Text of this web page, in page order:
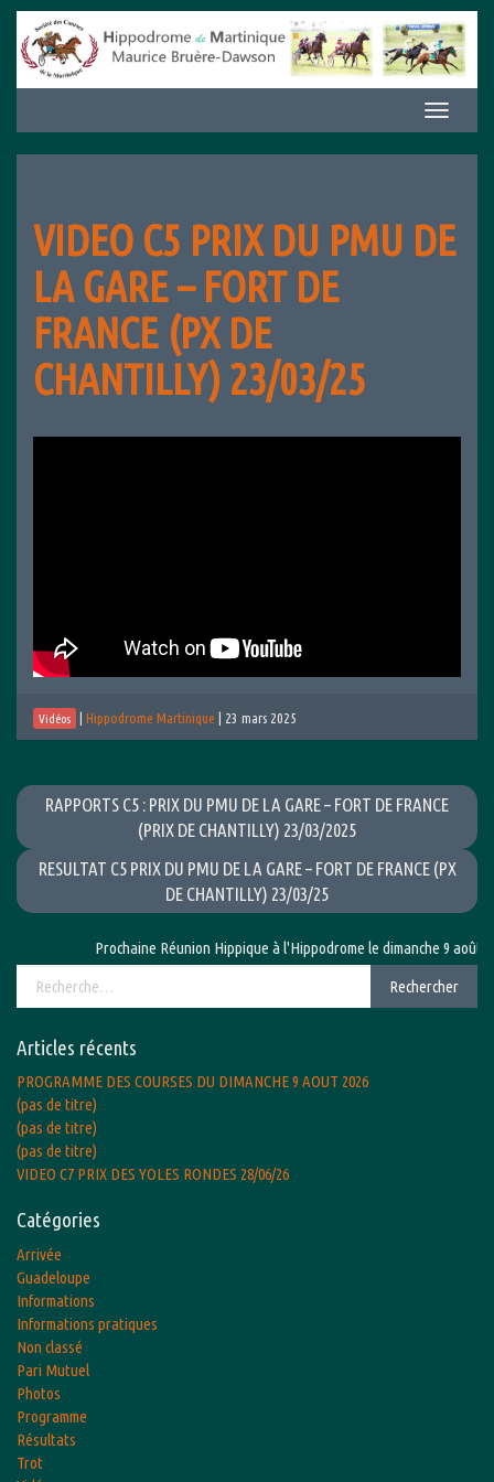
Aller
contenu
Afficher/
la
VIDEO C5 PRIX DU PMU DE
LA GARE – FORT DE
FRANCE (PX DE
CHANTILLY) 23/03/25
Vidéos Hippodrome Martinique 23 mars 2025
RAPPORTS C5 : PRIX DU PMU DE LA GARE – FORT DE FRANCE
(PRIX DE CHANTILLY) 23/03/2025
RESULTAT C5 PRIX DU PMU DE LA GARE – FORT DE FRANCE (PX
DE CHANTILLY) 23/03/25
Prochaine Réunion Hippique à l'Hippodrome le dimanche 9 août
Rechercher
Articles récents
PROGRAMME DES COURSES DU DIMANCHE 9 AOUT 2026
(pas de titre)
(pas de titre)
(pas de titre)
VIDEO C7 PRIX DES YOLES RONDES 28/06/26
Catégories
Arrivée
Guadeloupe
Informations
Informations pratiques
Non classé
Pari Mutuel
Photos
Programme
Résultats
Trot